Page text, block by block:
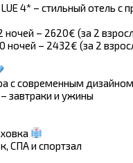
4* – стильный отель
ночей – 2620€ (за 2
ночей – 2432€ (за 2
с современным дизайном
завтраки и ужины
СПА и спортзал